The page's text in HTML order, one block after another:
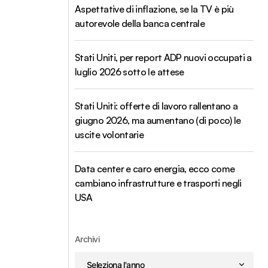
Aspettative di inflazione, se la TV è più
autorevole della banca centrale
Stati Uniti, per report ADP nuovi occupati a
luglio 2026 sotto le attese
Stati Uniti: offerte di lavoro rallentano a
giugno 2026, ma aumentano (di poco) le
uscite volontarie
Data center e caro energia, ecco come
cambiano infrastrutture e trasporti negli
USA
Archivi